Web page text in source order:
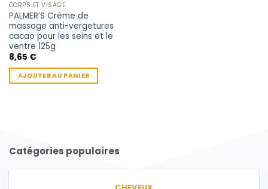
CORPS ET VISAGE
PALMER’S Crème de
massage anti-vergetures
cacao pour les seins et le
ventre 125g
8,65 €
AJOUTER AU PANIER
Catégories populaires